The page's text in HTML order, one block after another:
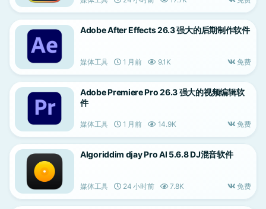
Adobe After Effects 26.3 强大的后期制作软件
媒体工具 1 月前 9.1K 免费
Adobe Premiere Pro 26.3 强大的视频编辑软
件
媒体工具 1 月前 14.9K 免费
Algoriddim djay Pro AI 5.6.8 DJ混音软件
媒体工具 24 小时前 7.8K 免费